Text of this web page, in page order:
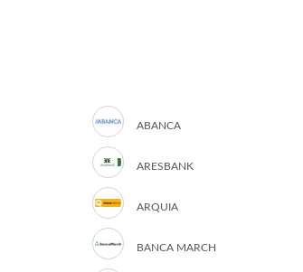
ABANCA
ARESBANK
ARQUIA
BANCA MARCH